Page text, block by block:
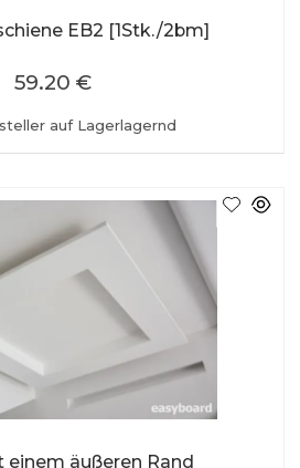
EB2 [1Stk./2bm]
auf Lagerlagernd
59.20 €
einem äußeren Rand